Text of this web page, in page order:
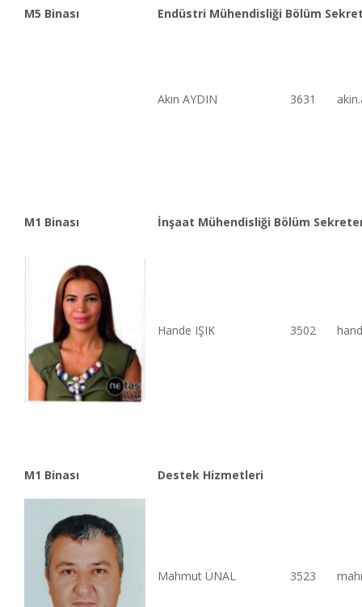
M5 Binası Endüstri Mühendisliği Bölüm
Akın AYDIN 3631
M1 Binası İnşaat Mühendisliği Bölüm
Hande IŞIK 3502
M1 Binası Destek Hizmetleri
Mahmut ÜNAL 3523